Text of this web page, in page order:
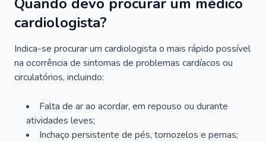
cardiologista?
Indica-se procurar um cardiologista o mais rápido possível
na ocorrência de sintomas de problemas cardíacos ou
circulatórios, incluindo:
Falta de ar ao acordar, em repouso ou durante
atividades leves;
Inchaço persistente de pés, tornozelos e pernas;